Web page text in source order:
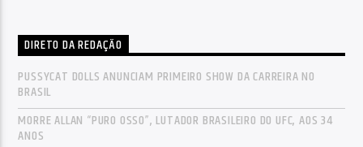
DIRETO DA REDAÇÃO
PUSSYCAT DOLLS ANUNCIAM PRIMEIRO SHOW DA CARREIRA NO
BRASIL
MORRE ALLAN “PURO OSSO”, LUTADOR BRASILEIRO DO UFC, AOS 34
ANOS